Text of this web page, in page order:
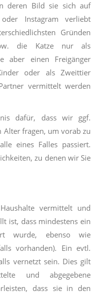
deren Bild sie sich auf
Instagram verliebt
Gründen
die Katze nur als
aber einen Freigänger
oder als Zweittier
vermittelt werden
dafür, dass wir ggf.
Alter fragen, um vorab zu
eines Falles passiert.
zu denen wir Sie
vermittelt und
ist, dass mindestens ein
wurde, ebenso wie
vorhanden). Ein evtl.
vernetzt sein. Dies gilt
und abgegebene
dass sie in den